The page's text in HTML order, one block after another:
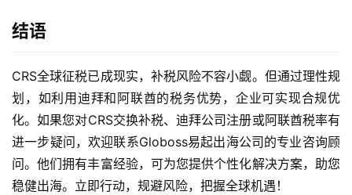
结语
CRS全球征税已成现实，补税风险不容小觑。但通过理性规
划，如利用迪拜和阿联酋的税务优势，企业可实现合规优
化。如果您对CRS交换补税、迪拜公司注册或阿联酋税率有
进一步疑问，欢迎联系Globoss易起出海公司的专业咨询顾
问。他们拥有丰富经验，可为您提供个性化解决方案，助您
稳健出海。立即行动，规避风险，把握全球机遇！